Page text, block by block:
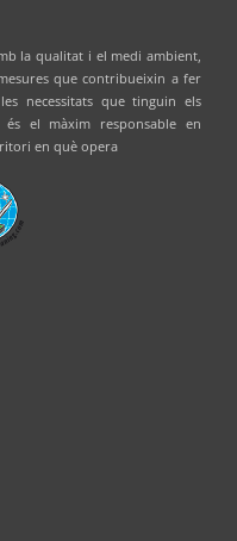
la qualitat i el medi ambient,
que contribueixin a fer
necessitats que tinguin els
el màxim responsable en
en què opera